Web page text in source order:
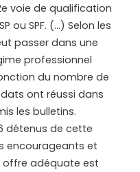
voie de qualification
ou SPF. (…) Selon les
passer dans une
professionnel
du nombre de
ont réussi dans
les bulletins.
détenus de cette
encourageants et
offre adéquate est